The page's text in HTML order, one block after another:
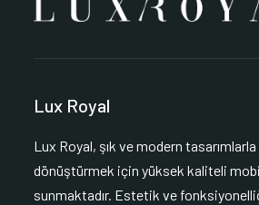
Lux Royal
Lux Royal, şık ve modern
dönüştürmek için yüksek kaliteli
sunmaktadır. Estetik ve